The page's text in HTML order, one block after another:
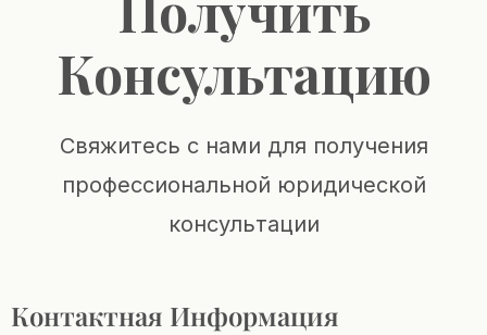
Консультацию
Свяжитесь с нами для получения
профессиональной юридической
консультации
Контактная Информация